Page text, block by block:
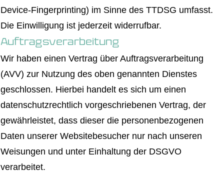
Device-Fingerprinting) im Sinne des TTDSG umfasst.
Die Einwilligung ist jederzeit widerrufbar.
Auftragsverarbeitung
Wir haben einen Vertrag über Auftragsverarbeitung
(AVV) zur Nutzung des oben genannten Dienstes
geschlossen. Hierbei handelt es sich um einen
datenschutzrechtlich vorgeschriebenen Vertrag, der
gewährleistet, dass dieser die personenbezogenen
Daten unserer Websitebesucher nur nach unseren
Weisungen und unter Einhaltung der DSGVO
verarbeitet.